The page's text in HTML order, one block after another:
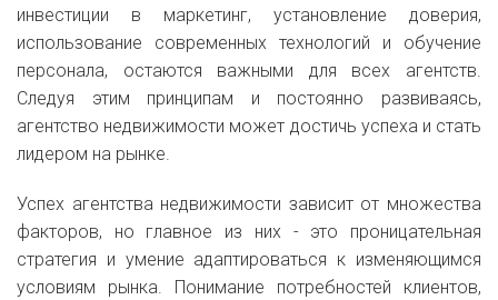
инвестиции в маркетинг, установление доверия,
использование современных технологий и обучение
персонала, остаются важными для всех агентств.
Следуя этим принципам и постоянно развиваясь,
агентство недвижимости может достичь успеха и стать
лидером на рынке.
Успех агентства недвижимости зависит от множества
факторов, но главное из них - это проницательная
стратегия и умение адаптироваться к изменяющимся
условиям рынка. Понимание потребностей клиентов,